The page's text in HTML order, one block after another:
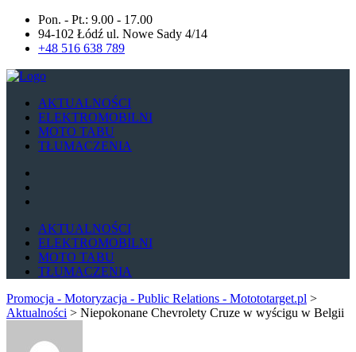
Pon. - Pt.: 9.00 - 17.00
94-102 Łódź ul. Nowe Sady 4/14
+48 516 638 789
AKTUALNOŚCI
ELEKTROMOBILNI
MOTO TABU
TŁUMACZENIA
AKTUALNOŚCI
ELEKTROMOBILNI
MOTO TABU
TŁUMACZENIA
Promocja - Motoryzacja - Public Relations - Motototarget.pl >
Aktualności > Niepokonane Chevrolety Cruze w wyścigu w Belgii